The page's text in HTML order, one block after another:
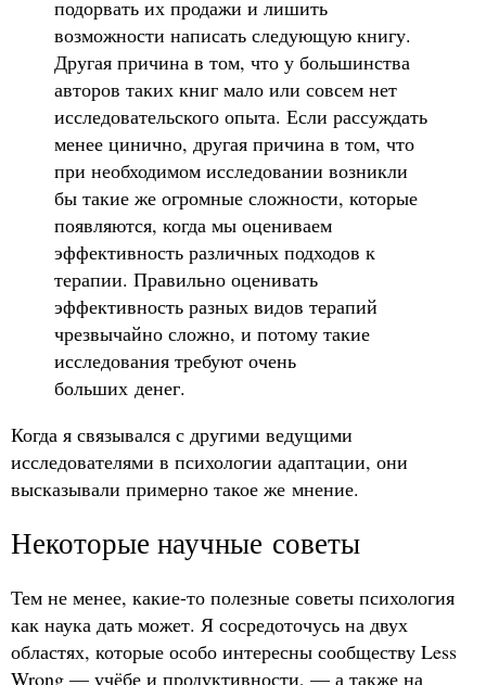
подорвать их продажи и лишить
возможности написать следующую книгу.
Другая причина в том, что у большинства
авторов таких книг мало или совсем нет
исследовательского опыта. Если рассуждать
менее цинично, другая причина в том, что
при необходимом исследовании возникли
бы такие же огромные сложности, которые
появляются, когда мы оцениваем
эффективность различных подходов к
терапии. Правильно оценивать
эффективность разных видов терапий
чрезвычайно сложно, и потому такие
исследования требуют очень
больших денег.
Когда я связывался с другими ведущими
исследователями в психологии адаптации, они
высказывали примерно такое же мнение.
Некоторые научные советы
Тем не менее, какие-то полезные советы психология
как наука дать может. Я сосредоточусь на двух
областях, которые особо интересны сообществу Less
Wrong — учёбе и продуктивности, — а также на